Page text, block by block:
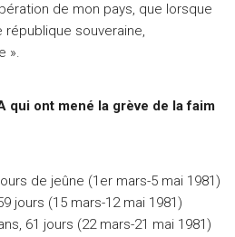
de mon pays, que lorsque
république souveraine,
».
qui ont mené la grève de la faim
de jeûne (1er mars-5 mai 1981)
jours (15 mars-12 mai 1981)
61 jours (22 mars-21 mai 1981)